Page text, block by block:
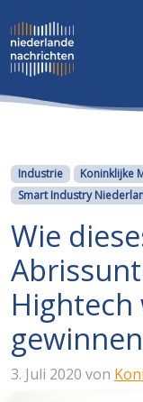
Kategorien
Industrie Koninklijke
Smart Industry
Wie
3. Juli 2020 von